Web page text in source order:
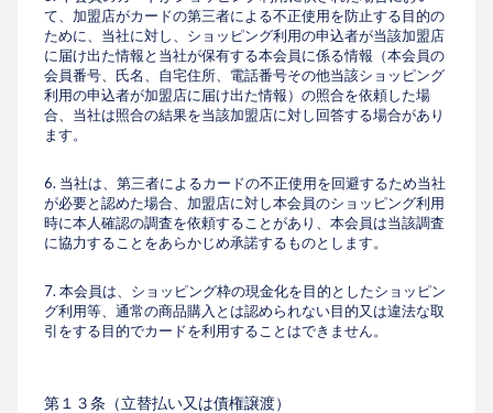
て、加盟店がカードの第三者による不正使⽤を防⽌する⽬的の
ために、当社に対し、ショッピング利用の申込者が当該加盟店
に届け出た情報と当社が保有する本会員に係る情報（本会員の
会員番号、⽒名、⾃宅住所、電話番号その他当該ショッピング
利⽤の申込者が加盟店に届け出た情報）の照合を依頼した場
合、当社は照合の結果を当該加盟店に対し回答する場合があり
ます。
6. 当社は、第三者によるカードの不正使⽤を回避するため当社
が必要と認めた場合、加盟店に対し本会員のショッピング利⽤
時に本⼈確認の調査を依頼することがあり、本会員は当該調査
に協⼒することをあらかじめ承諾するものとします。
7. 本会員は、ショッピング枠の現⾦化を⽬的としたショッピン
グ利⽤等、通常の商品購⼊とは認められない⽬的又は違法な取
引をする⽬的でカードを利⽤することはできません。
第１３条（⽴替払い又は債権譲渡）